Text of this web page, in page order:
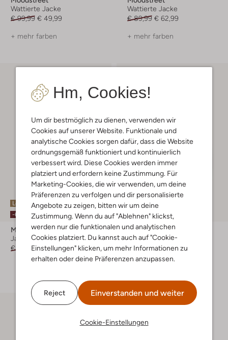
Hm, Cookies!
Um dir bestmöglich zu dienen, verwenden wir
Cookies auf unserer Website. Funktionale und
analytische Cookies sorgen dafür, dass die Website
ordnungsgemäß funktioniert und kontinuierlich
verbessert wird. Diese Cookies werden immer
platziert und erfordern keine Zustimmung. Für
Marketing-Cookies, die wir verwenden, um deine
Präferenzen zu verfolgen und dir personalisierte
Angebote zu zeigen, bitten wir um deine
Zustimmung. Wenn du auf "Ablehnen" klickst,
werden nur die funktionalen und analytischen
Cookies platziert. Du kannst auch auf "Cookie-
Einstellungen" klicken, um mehr Informationen zu
erhalten oder deine Präferenzen anzupassen.
Reject Einverstanden und weiter
Cookie-Einstellungen
Wattierte Jacke
€ 99,99 € 49,99
+ mehr farben
Wattierte Jacke
€ 89,99 € 62,99
+ mehr farben
Letzte Größen
-60%
Moodstreet
Jack
€ 59,99 € 23,99
Letzte Größen
-50%
Moodstreet
Wattierte Jacke
€ 89,95 € 44,99